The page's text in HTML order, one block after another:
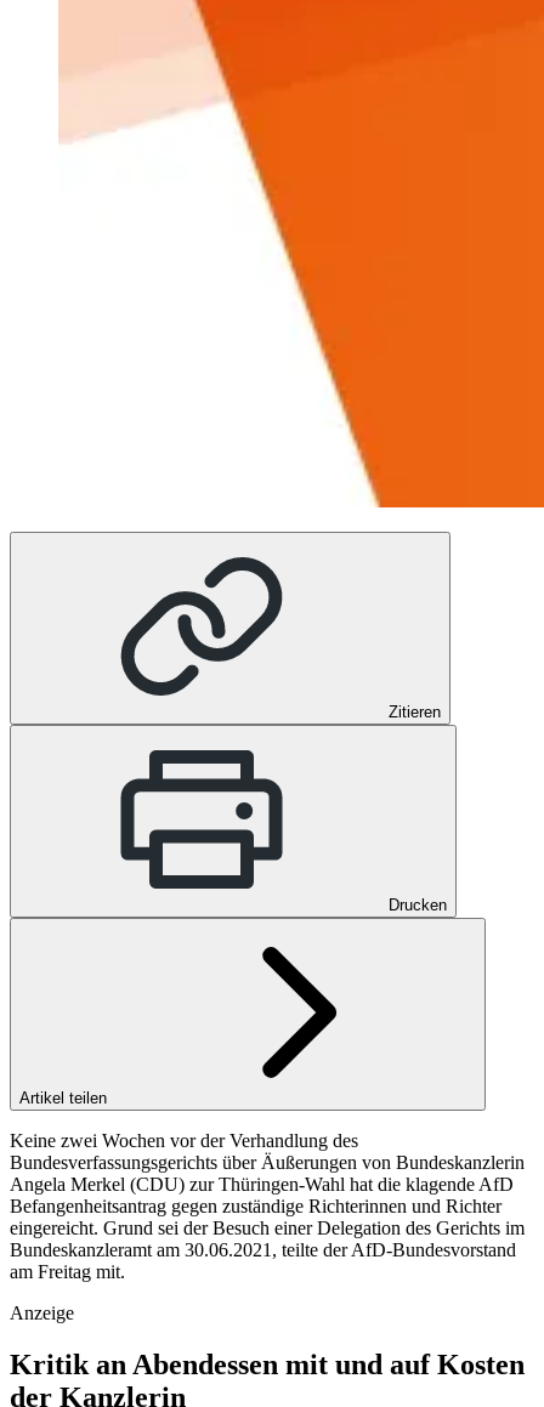
Zitieren
Drucken
Artikel teilen
Keine zwei Wochen vor der Verhandlung des
Bundesverfassungsgerichts über Äußerungen von Bundeskanzlerin
Angela Merkel (CDU) zur Thüringen-Wahl hat die klagende AfD
Befangenheitsantrag gegen zuständige Richterinnen und Richter
eingereicht. Grund sei der Besuch einer Delegation des Gerichts im
Bundeskanzleramt am 30.06.2021, teilte der AfD-Bundesvorstand
am Freitag mit.
Anzeige
Kritik an Abendessen mit und auf Kosten
der Kanzlerin